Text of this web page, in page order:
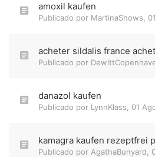
amoxil kaufen
Publicado por MartinaShows
acheter sildalis france
Publicado por
danazol kaufen
Publicado por LynnKlass 01
kamagra kaufen rezeptfrei
Publicado por AgathaBunyard